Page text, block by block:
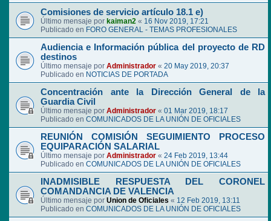
Comisiones de servicio artículo 18.1 e)
Último mensaje por kaiman2 « 16 Nov 2019, 17:21
Publicado en FORO GENERAL - TEMAS PROFESIONALES
Audiencia e Información pública del proyecto de RD
destinos
Último mensaje por Administrador « 20 May 2019, 20:37
Publicado en NOTICIAS DE PORTADA
Concentración ante la Dirección General de la
Guardia Civil
Último mensaje por Administrador « 01 Mar 2019, 18:17
Publicado en COMUNICADOS DE LA UNIÓN DE OFICIALES
REUNIÓN COMISIÓN SEGUIMIENTO PROCESO
EQUIPARACIÓN SALARIAL
Último mensaje por Administrador « 24 Feb 2019, 13:44
Publicado en COMUNICADOS DE LA UNIÓN DE OFICIALES
INADMISIBLE RESPUESTA DEL CORONEL
COMANDANCIA DE VALENCIA
Último mensaje por Union de Oficiales « 12 Feb 2019, 13:11
Publicado en COMUNICADOS DE LA UNIÓN DE OFICIALES